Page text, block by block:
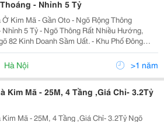
- Nhỉnh 5 Tỷ
Ở Kim Mã - Gần Oto - Ngõ Rộng Thông
Nhỉnh 5 Tỷ - Ngõ Thông Rất Nhiều Hướng,
82 Kinh Doanh Sầm Uất. - Khu Phố Đông
Xóm Dễ Gần Thiết Kế : 4 Tầng - T1: Phòng
Khách + Bếp - T2 Phòng Ngủ Khép Kín - T2: 2 Ngủ -...
Hà Nội >1 năm
Kim Mã - 25M, 4 Tầng ,Giá Chỉ- 3.2Tỷ
Mã - 25M, 4 Tầng ,Giá Chỉ- 3.2Tỷ Ngõ